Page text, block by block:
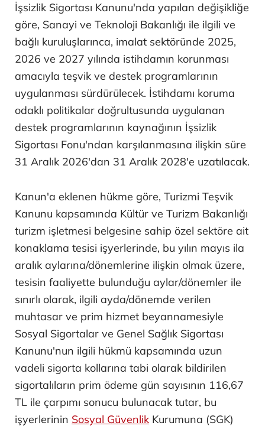
İşsizlik Sigortası Kanunu'nda yapılan değişikliğe
göre, Sanayi ve Teknoloji Bakanlığı ile ilgili ve
bağlı kuruluşlarınca, imalat sektöründe 2025,
2026 ve 2027 yılında istihdamın korunması
amacıyla teşvik ve destek programlarının
uygulanması sürdürülecek. İstihdamı koruma
odaklı politikalar doğrultusunda uygulanan
destek programlarının kaynağının İşsizlik
Sigortası Fonu'ndan karşılanmasına ilişkin süre
31 Aralık 2026'dan 31 Aralık 2028'e uzatılacak.
Kanun'a eklenen hükme göre, Turizmi Teşvik
Kanunu kapsamında Kültür ve Turizm Bakanlığı
turizm işletmesi belgesine sahip özel sektöre ait
konaklama tesisi işyerlerinde, bu yılın mayıs ila
aralık aylarına/dönemlerine ilişkin olmak üzere,
tesisin faaliyette bulunduğu aylar/dönemler ile
sınırlı olarak, ilgili ayda/dönemde verilen
muhtasar ve prim hizmet beyannamesiyle
Sosyal Sigortalar ve Genel Sağlık Sigortası
Kanunu'nun ilgili hükmü kapsamında uzun
vadeli sigorta kollarına tabi olarak bildirilen
sigortalıların prim ödeme gün sayısının 116,67
TL ile çarpımı sonucu bulunacak tutar, bu
işyerlerinin Sosyal Güvenlik Kurumuna (SGK)